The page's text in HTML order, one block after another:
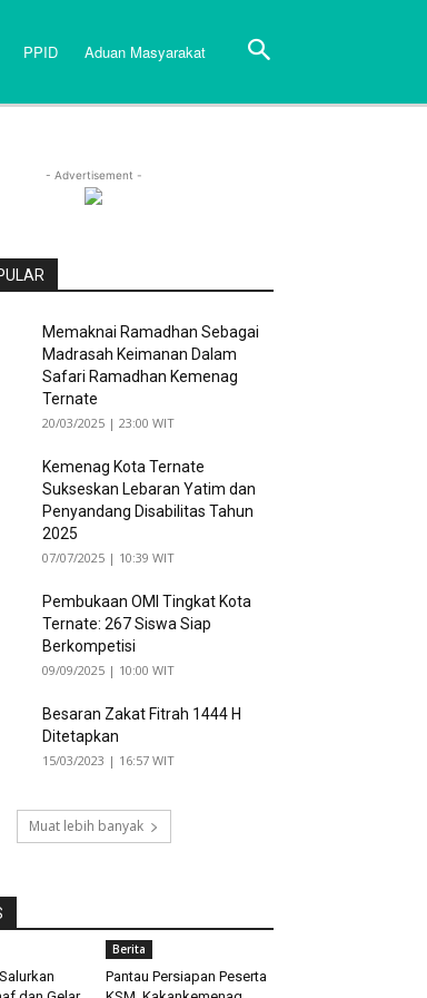
PPID Aduan Masyarakat
- Advertisement -
Memaknai Ramadhan Sebagai
Madrasah Keimanan Dalam
Safari Ramadhan Kemenag
Ternate
20/03/2025 | 23:00 WIT
Kemenag Kota Ternate
Sukseskan Lebaran Yatim dan
Penyandang Disabilitas Tahun
2025
07/07/2025 | 10:39 WIT
Pembukaan OMI Tingkat Kota
Ternate: 267 Siswa Siap
Berkompetisi
09/09/2025 | 10:00 WIT
Besaran Zakat Fitrah 1444 H
Ditetapkan
15/03/2023 | 16:57 WIT
Muat lebih banyak
Berita
Pantau Persiapan Peserta